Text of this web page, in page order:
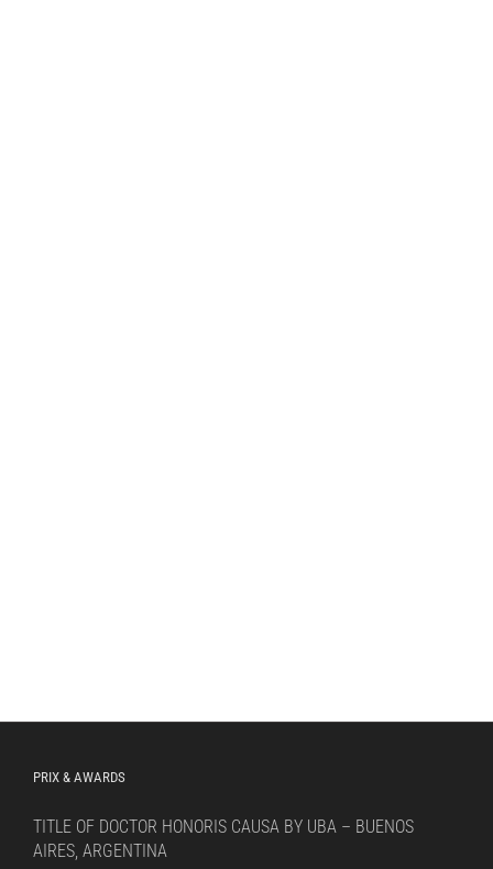
PRIX & AWARDS
TITLE OF DOCTOR HONORIS CAUSA BY UBA – BUENOS
AIRES, ARGENTINA